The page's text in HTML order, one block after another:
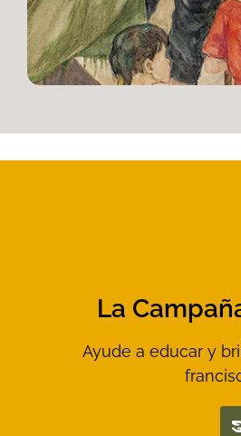
La
Ayude a educar y